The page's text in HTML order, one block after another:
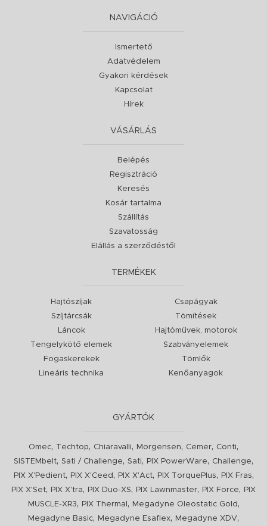
NAVIGÁCIÓ
Ismertető
Adatvédelem
Gyakori kérdések
Kapcsolat
Hírek
VÁSÁRLÁS
Belépés
Regisztráció
Keresés
Kosár tartalma
Szállítás
Szavatosság
Elállás a szerződéstől
TERMÉKEK
Hajtószíjak
Szíjtárcsák
Láncok
Tengelykötő elemek
Fogaskerekek
Lineáris technika
Csapágyak
Tömítések
Hajtóművek, motorok
Szabványelemek
Tömlők
Kenőanyagok
GYÁRTÓK
Omec, Techtop, Chiaravalli, Morgensen, Cemer, Conti,
SISTEMbelt, Sati / Challenge, Sati, PIX PowerWare, Challenge,
PIX X'Pedient, PIX X'Ceed , PIX X'Act, PIX TorquePlus, PIX Fras,
PIX X'Set, PIX X'tra, PIX Duo-XS, PIX Lawnmaster, PIX Force,
PIX
MUSCLE-XR3, PIX Thermal , Megadyne Oleostatic Gold ,
Megadyne Basic, Megadyne Esaflex, Megadyne XDV,